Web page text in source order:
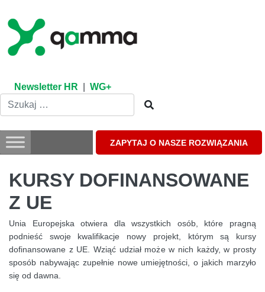
content
Newsletter HR WG+
ZAPYTAJ O NASZE ROZWIĄZANIA
KURSY DOFINANSOWANE
Z UE
Unia Europejska otwiera dla wszystkich osób, które pragną
podnieść swoje kwalifikacje nowy projekt, którym są kursy
dofinansowane z UE. Wziąć udział może w nich każdy, w prosty
sposób nabywając zupełnie nowe umiejętności, o jakich marzyło
się od dawna.